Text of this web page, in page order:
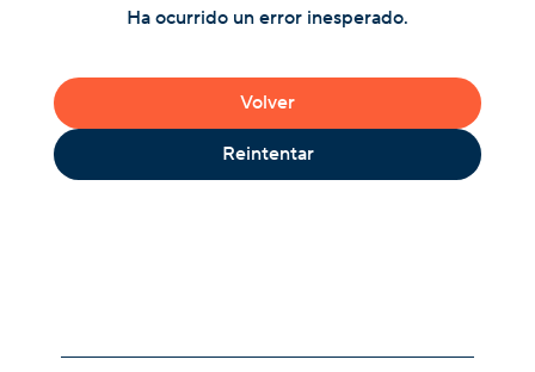
Ha ocurrido un error inesperado.
Volver
Reintentar